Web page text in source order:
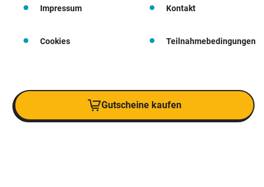
Impressum Kontakt
Cookies Teilnahmebedingungen
Gutscheine kaufen